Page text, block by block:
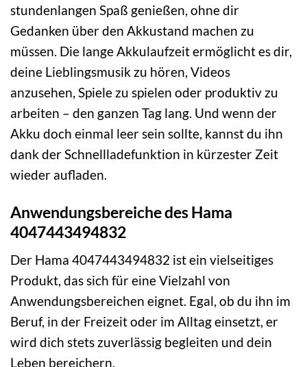
stundenlangen Spaß genießen, ohne dir
Gedanken über den Akkustand machen zu
müssen. Die lange Akkulaufzeit ermöglicht es dir,
deine Lieblingsmusik zu hören, Videos
anzusehen, Spiele zu spielen oder produktiv zu
arbeiten – den ganzen Tag lang. Und wenn der
Akku doch einmal leer sein sollte, kannst du ihn
dank der Schnellladefunktion in kürzester Zeit
wieder aufladen.
Anwendungsbereiche des Hama
4047443494832
Der Hama 4047443494832 ist ein vielseitiges
Produkt, das sich für eine Vielzahl von
Anwendungsbereichen eignet. Egal, ob du ihn im
Beruf, in der Freizeit oder im Alltag einsetzt, er
wird dich stets zuverlässig begleiten und dein
Leben bereichern.